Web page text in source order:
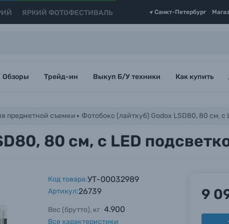
ЯРКИЙ ФОТОФЕСТИВАЛЬ Санкт-Петербург
Обзоры Трейд-ин Выкуп Б/У техники Как купить
предметной съемки Фотобокс (лайткуб) Godox LSD80, 80 см, с
80 см, с LED
Код товара:УТ-00032989
Артикул:26739
Вес (брутто), кг 4.900
Все характеристики
9